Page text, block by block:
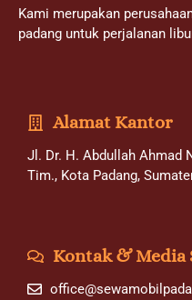
Kami merupakan
padang untuk perjalanan
Alamat Kantor
Jl. Dr. H. Abdullah Ahmad
Tim., Kota Padang,
Kontak & Media